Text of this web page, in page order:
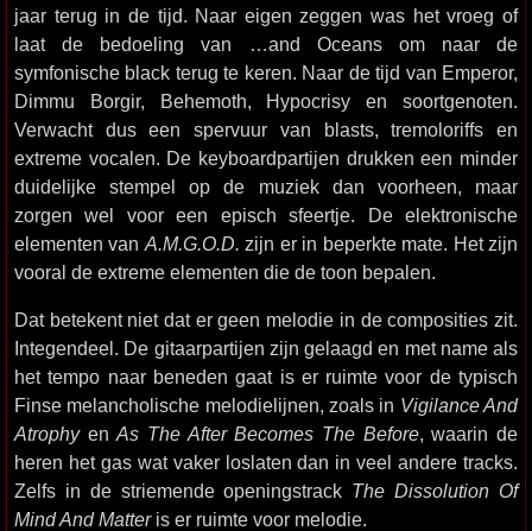
jaar terug in de tijd. Naar eigen zeggen was het vroeg of
laat de bedoeling van …and Oceans om naar de
symfonische black terug te keren. Naar de tijd van Emperor,
Dimmu Borgir, Behemoth, Hypocrisy en soortgenoten.
Verwacht dus een spervuur van blasts, tremoloriffs en
extreme vocalen. De keyboardpartijen drukken een minder
duidelijke stempel op de muziek dan voorheen, maar
zorgen wel voor een episch sfeertje. De elektronische
elementen van A.M.G.O.D. zijn er in beperkte mate. Het zijn
vooral de extreme elementen die de toon bepalen.
Dat betekent niet dat er geen melodie in de composities zit.
Integendeel. De gitaarpartijen zijn gelaagd en met name als
het tempo naar beneden gaat is er ruimte voor de typisch
Finse melancholische melodielijnen, zoals in Vigilance And
AtrophyenAs The After Becomes The Before, waarin de
heren het gas wat vaker loslaten dan in veel andere tracks.
Zelfs in de striemende openingstrack The Dissolution Of
Mind And Matteris er ruimte voor melodie.